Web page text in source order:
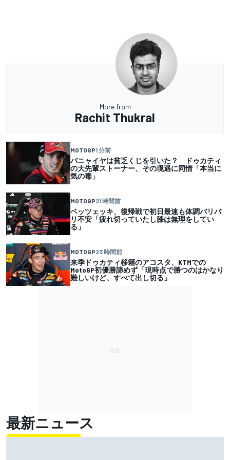
More from
Rachit Thukral
MOTOGP1 分前
バニャイヤは貧乏くじを引いた？ ドゥカティ
の大先輩ストーナー、その境遇に同情「本当に
気の毒」
MOTOGP21 時間前
ベッツェッキ、復帰戦で初日最速も体調バリバ
リ不安「疲れ切っていたし膝は無理をしてい
る」
MOTOGP23 時間前
来季ドゥカティ移籍のアコスタ、KTMでの
MotoGP初優勝諦めず「現時点で勝つのはかなり
難しいけど、すべて出し切る」
最新ニュース